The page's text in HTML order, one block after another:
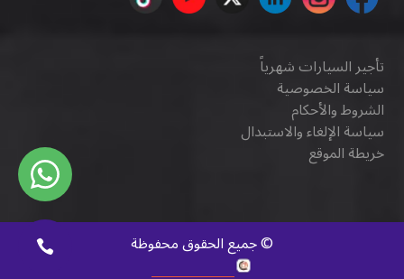
تأجير السيارات شهرياً
سياسة الخصوصية
الشروط والأحكام
سياسة الإلغاء والاستبدال
خريطة الموقع
©جميع الحقوق محفوظة